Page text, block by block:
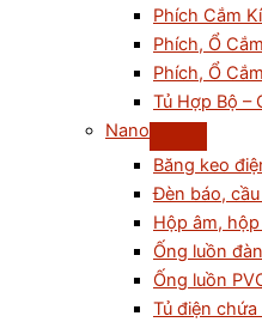
Phích Cắm
Phích, Ổ
Phích, Ổ
Tủ Hợp Bộ –
Nano
Băng keo
Đèn báo,
Hộp âm,
Ống luồn
Ống luồn
Tủ điện chứa